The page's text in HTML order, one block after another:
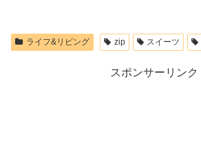
ライフ&リビング zip スイーツ
スポンサーリンク